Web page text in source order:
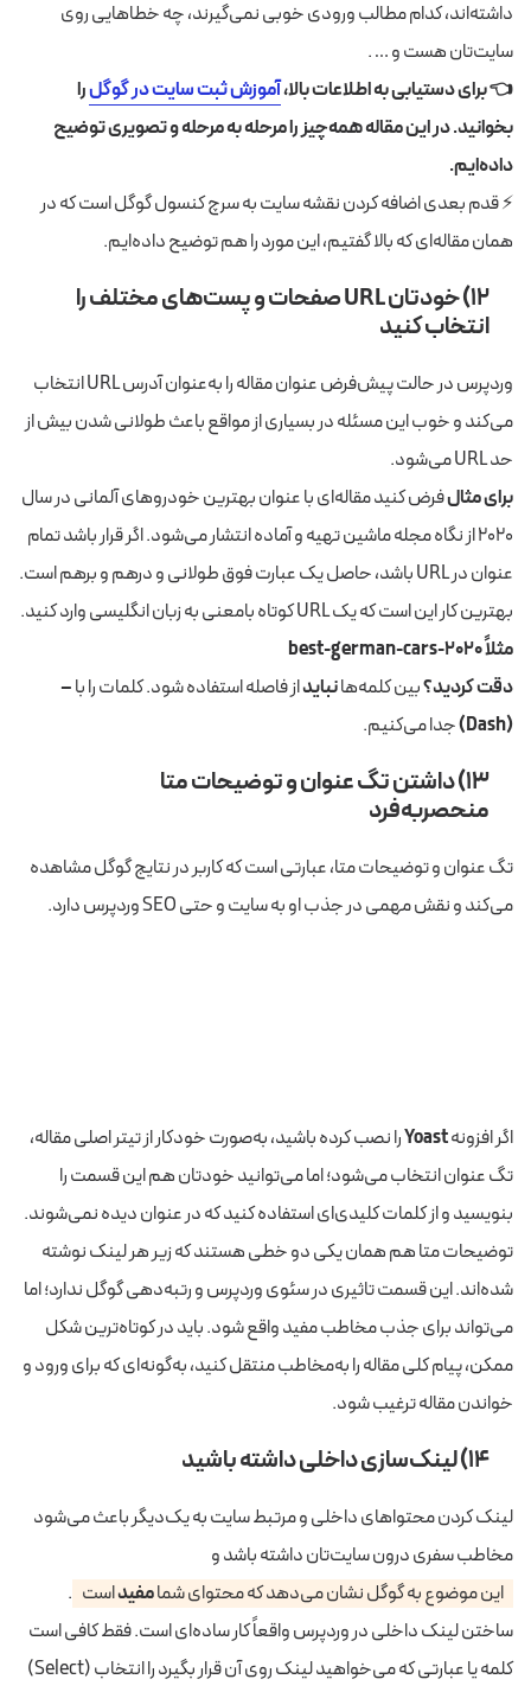
داشته‌اند، کدام مطالب ورودی خوبی نمی‌گیرند، چه خطاهایی روی
سایت‌تان هست و … .
👈 برای دستیابی به اطلاعات بالا،آموزش ثبت سایت در گوگلرا
بخوانید. در این مقاله همه‌چیز را مرحله به مرحله و تصویری توضیح
داده‌ایم.
⚡ قدم بعدی اضافه کردن نقشه سایت به سرچ کنسول گوگل است که در
همان مقاله‌ای که بالا گفتیم، این مورد را هم توضیح داده‌ایم.
۱۲) خودتان URLصفحات و پست‌های مختلف را
انتخاب کنید
وردپرس در حالت پیش‌فرض عنوان مقاله را به‌عنوان آدرس URL انتخاب
می‌کند و خوب این مسئله در بسیاری از مواقع باعث طولانی شدن بیش از
حد URL می‌شود.
برای مثالفرض کنید مقاله‌ای با‌ عنوان بهترین خودروهای آلمانی در سال
۲۰۲۰ از نگاه مجله ماشین تهیه و آماده انتشار می‌شود. اگر قرار باشد تمام
عنوان در URL باشد، حاصل یک عبارت فوق طولانی و درهم و برهم است.
بهترین کار این است که یک URL کوتاه بامعنی به زبان انگلیسی وارد کنید.
مثلاً best-german-cars-2020
دقت کردید؟بین کلمه‌هانبایداز فاصله استفاده شود. کلمات را با–
(Dash)
جدا می‌کنیم.
۱۳) داشتن تگ عنوان و توضیحات متا
منحصربه‌فرد
تگ عنوان و توضیحات متا، عبارتی است که کاربر در نتایج گوگل مشاهده
می‌کند و نقش مهمی در جذب او به سایت و حتی SEO وردپرس دارد.
اگر افزونهYoastرا نصب کرده باشید، به‌صورت خودکار از تیتر اصلی مقاله،
تگ عنوان انتخاب می‌شود؛ اما می‌توانید خودتان هم این قسمت را
بنویسید و از کلمات کلیدی‌ای استفاده کنید که در عنوان دیده نمی‌شوند.
توضیحات متا هم همان یکی دو خطی هستند که زیر هر لینک نوشته
شده‌اند. این قسمت تاثیری در سئوی وردپرس و رتبه‌دهی گوگل ندارد؛ اما
می‌تواند برای جذب مخاطب مفید واقع شود. باید در کوتاه‌ترین شکل
ممکن، پیام کلی مقاله را به‌مخاطب منتقل کنید، به‌گونه‌ای که برای ورود و
خواندن مقاله ترغیب شود.
۱۴) لینک‌سازی داخلی داشته باشید
لینک کردن محتواهای داخلی و مرتبط سایت به یک‌دیگر باعث می‌شود
مخاطب سفری درون سایت‌تان داشته باشد و
این موضوع به گوگل نشان می‌دهد که محتوای شمامفیداست .
ساختن لینک داخلی در وردپرس واقعاً کار ساده‌ای است. فقط کافی است
کلمه یا عبارتی که می‌خواهید لینک روی آن قرار بگیرد را انتخاب (Select)